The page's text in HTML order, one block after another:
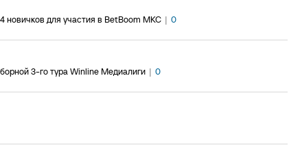
новичков для участия в BetBoom МКС | 0
3-го тура Winline Медиалиги | 0